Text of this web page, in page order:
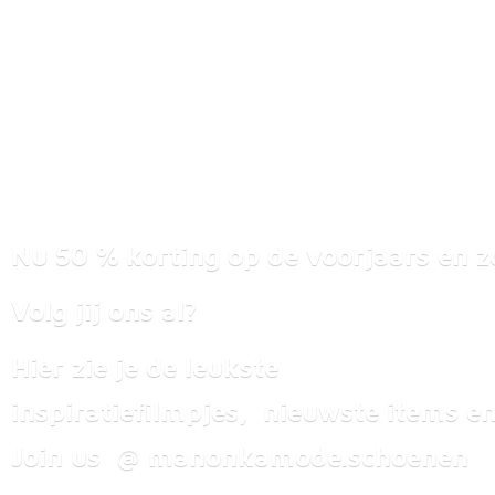
Nu 50 % korting op de voorjaars en
Volg jij ons al?
Hier zie je de leukste
inspiratiefilmpjes, nieuwste items
Join us @ manonkamode.schoenen